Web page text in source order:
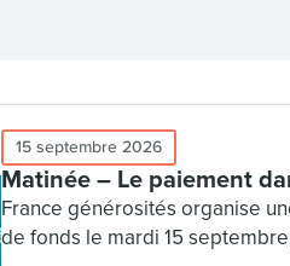
15 septembre 2026
Matinée – Le paiement
France générosités organise
de fonds le mardi 15